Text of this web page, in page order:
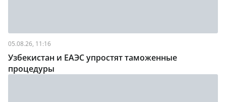
05.08.26, 11:16
Узбекистан и ЕАЭС упростят таможенные
процедуры